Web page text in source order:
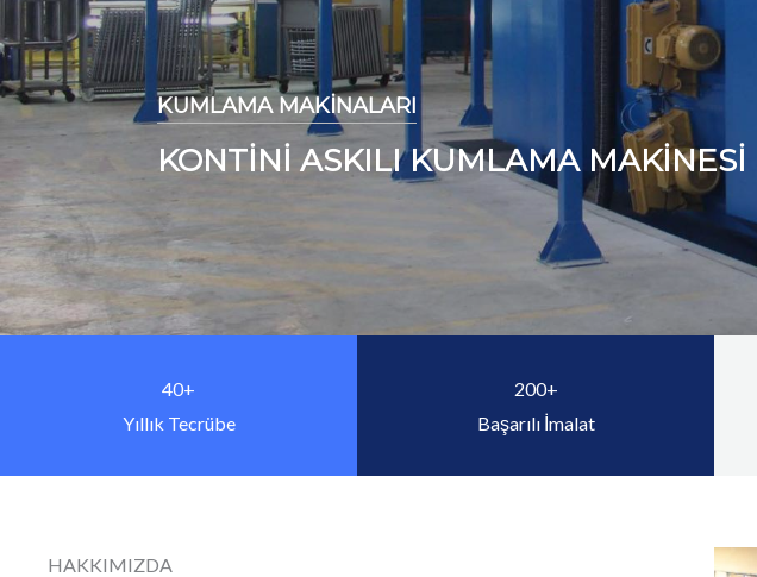
KUMLAMA MAKİNALARI
2 TÜRBÜNLÜ ASKILI KUMLAMA
40+
Yıllık Tecrübe
200+
Başarılı İmalat
HAKKIMIZDA